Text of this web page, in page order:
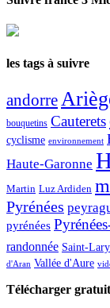
les tags à suivre
andorre
bouquetins Cauterets
cyclisme environnement
Haute-Garonne
Martin Luz Ardiden
Pyrénées
pyrénées
randonnée Saint-Lary
d'Aran Vallée d'Aure
Télécharger